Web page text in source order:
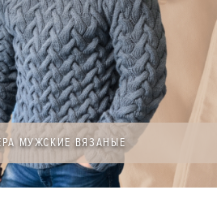
МУЖСКИЕ ВЯЗАНЫЕ